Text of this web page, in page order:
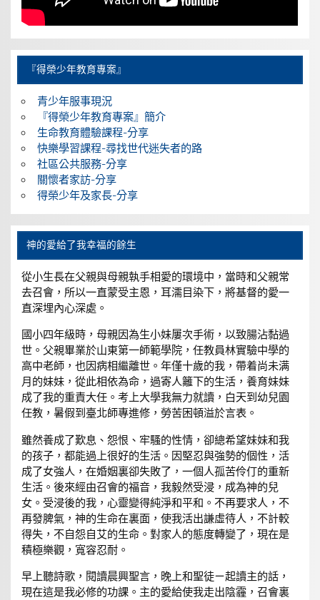
『得榮少年教育專案』
青少年服事現況
『得榮少年教育專案』簡介
生命教育體驗課程-分享
快樂學習課程-尋找世代迷失者的路
社區公共服務-分享
關懷者家訪-分享
得榮少年及家長-分享
神的愛給了我幸福的餘生
從小生長在父親與母親執手相愛的環境中，當時和父親常
去召會，所以一直蒙受主恩，耳濡目染下，將基督的愛一
直深埋內心深處。
國小四年級時，母親因為生小妹屢次手術，以致腸沾黏過
世。父親畢業於山東第一師範學院，任教員林實驗中學的
高中老師，也因病相繼離世。年僅十歲的我，帶着尚未满
月的妹妹，從此相依為命，過寄人籬下的生活，養育妹妹
成了我的重責大任。考上大學我無力就讀，白天到幼兒園
任教，暑假到臺北師專進修，勞苦困頓溢於言表。
雖然養成了歎息、怨恨、牢騷的性情，卻總希望妹妹和我
的孩子，都能過上很好的生活。因堅忍與強勢的個性，活
成了女強人，在婚姻裏卻失敗了，一個人孤苦伶仃的重新
生活。後來經由召會的福音，我毅然受浸，成為神的兒
女。受浸後的我，心靈變得純淨和平和。不再要求人，不
再發脾氣，神的生命在裏面，使我活出謙虛待人，不計較
得失，不自怨自艾的生命。對家人的態度轉變了，現在是
積極樂觀，寬容忍耐。
早上聽詩歌，閱讀晨興聖言，晚上和聖徒ㄧ起讀主的話，
現在這是我必修的功課。主的愛給使我走出陰霾，召會裏